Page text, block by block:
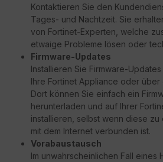
Kontaktieren Sie den
Tages- und Nachtzeit. Sie
von Fortinet-Experten, welche
etwaige Probleme lösen oder
Firmware-Updates
Installieren Sie Firmware-
Ihre Fortinet Appliance oder über
Dort können Sie einfach ein
herunterladen und auf Ihrer
installieren, selbst wenn diese
mit dem Internet verbunden ist.
Vorabaustausch
Im unwahrscheinlichen Fall